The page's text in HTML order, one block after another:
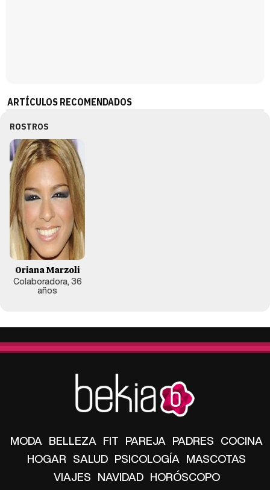
ARTÍCULOS RECOMENDADOS
ROSTROS
Oriana Marzoli
Colaboradora, 36
años
MODA BELLEZA FIT PAREJA PADRES COCINA
HOGAR SALUD PSICOLOGÍA MASCOTAS
VIAJES NAVIDAD HORÓSCOPO